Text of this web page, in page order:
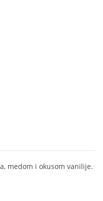
medom i okusom vanilije.